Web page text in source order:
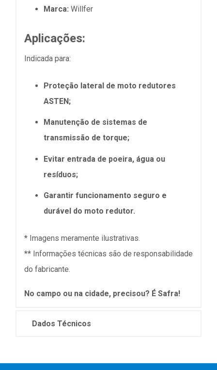
Marca: Willfer
Aplicações:
Indicada para:
Proteção lateral de moto redutores
ASTEN;
Manutenção de sistemas de
transmissão de torque;
Evitar entrada de poeira, água ou
resíduos;
Garantir funcionamento seguro e
durável do moto redutor.
* Imagens meramente ilustrativas.
** Informações técnicas são de responsabilidade
do fabricante.
No campo ou na cidade, precisou? É Safra!
Dados Técnicos